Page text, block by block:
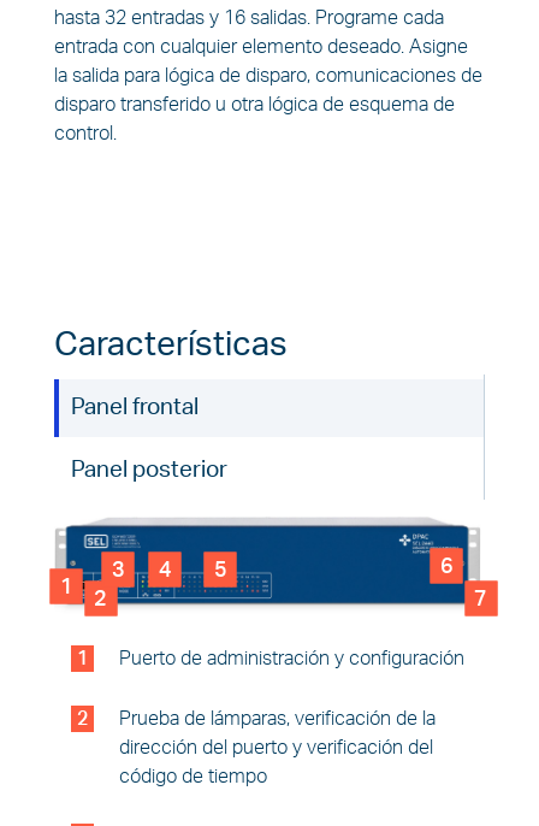
hasta 32 entradas y 16 salidas. Programe cada
entrada con cualquier elemento deseado. Asigne
la salida para lógica de disparo, comunicaciones de
disparo transferido u otra lógica de esquema de
control.
Características
Panel frontal
Panel posterior
1 Puerto de administración y configuración
2
Prueba de lámparas, verificación de la
dirección del puerto y verificación del
código de tiempo
1
2
3 4 5
6
7